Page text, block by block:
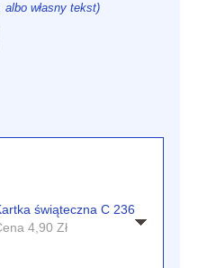
albo własny tekst)
świąteczna C 236
4,90 Zł